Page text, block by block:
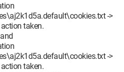
->
taken.
->
taken.